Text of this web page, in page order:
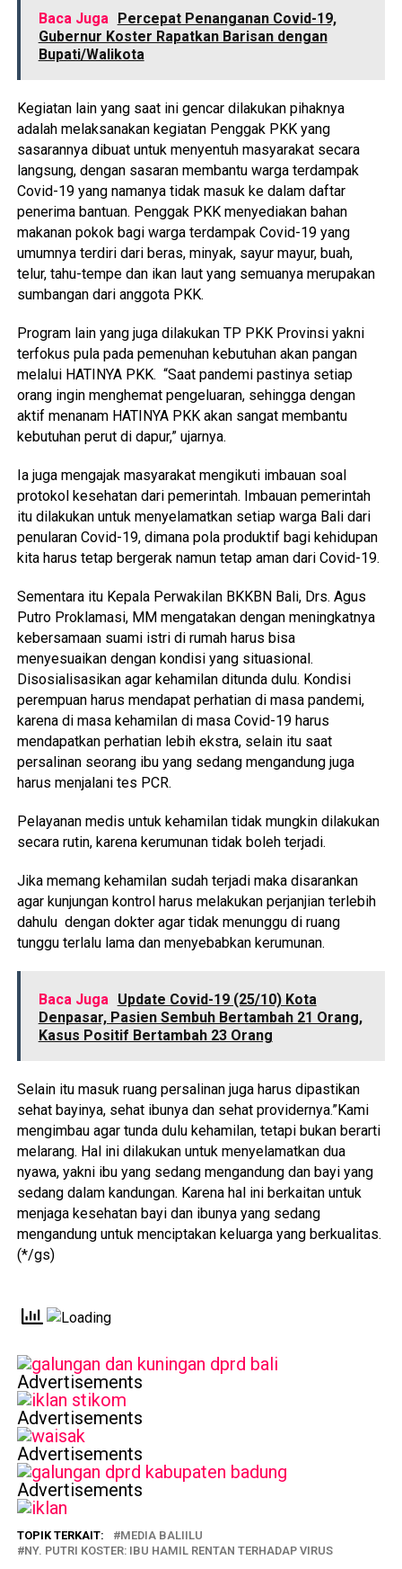
Baca Juga Percepat Penanganan Covid-19,
Gubernur Koster Rapatkan Barisan dengan
Bupati/Walikota
Kegiatan lain yang saat ini gencar dilakukan pihaknya
adalah melaksanakan kegiatan Penggak PKK yang
sasarannya dibuat untuk menyentuh masyarakat secara
langsung, dengan sasaran membantu warga terdampak
Covid-19 yang namanya tidak masuk ke dalam daftar
penerima bantuan. Penggak PKK menyediakan bahan
makanan pokok bagi warga terdampak Covid-19 yang
umumnya terdiri dari beras, minyak, sayur mayur, buah,
telur, tahu-tempe dan ikan laut yang semuanya merupakan
sumbangan dari anggota PKK.
Program lain yang juga dilakukan TP PKK Provinsi yakni
terfokus pula pada pemenuhan kebutuhan akan pangan
melalui HATINYA PKK. “Saat pandemi pastinya setiap
orang ingin menghemat pengeluaran, sehingga dengan
aktif menanam HATINYA PKK akan sangat membantu
kebutuhan perut di dapur,” ujarnya.
Ia juga mengajak masyarakat mengikuti imbauan soal
protokol kesehatan dari pemerintah. Imbauan pemerintah
itu dilakukan untuk menyelamatkan setiap warga Bali dari
penularan Covid-19, dimana pola produktif bagi kehidupan
kita harus tetap bergerak namun tetap aman dari Covid-19.
Sementara itu Kepala Perwakilan BKKBN Bali, Drs. Agus
Putro Proklamasi, MM mengatakan dengan meningkatnya
kebersamaan suami istri di rumah harus bisa
menyesuaikan dengan kondisi yang situasional.
Disosialisasikan agar kehamilan ditunda dulu. Kondisi
perempuan harus mendapat perhatian di masa pandemi,
karena di masa kehamilan di masa Covid-19 harus
mendapatkan perhatian lebih ekstra, selain itu saat
persalinan seorang ibu yang sedang mengandung juga
harus menjalani tes PCR.
Pelayanan medis untuk kehamilan tidak mungkin dilakukan
secara rutin, karena kerumunan tidak boleh terjadi.
Jika memang kehamilan sudah terjadi maka disarankan
agar kunjungan kontrol harus melakukan perjanjian terlebih
dahulu dengan dokter agar tidak menunggu di ruang
tunggu terlalu lama dan menyebabkan kerumunan.
Baca Juga Update Covid-19 (25/10) Kota
Denpasar, Pasien Sembuh Bertambah 21 Orang,
Kasus Positif Bertambah 23 Orang
Selain itu masuk ruang persalinan juga harus dipastikan
sehat bayinya, sehat ibunya dan sehat providernya.”Kami
mengimbau agar tunda dulu kehamilan, tetapi bukan berarti
melarang. Hal ini dilakukan untuk menyelamatkan dua
nyawa, yakni ibu yang sedang mengandung dan bayi yang
sedang dalam kandungan. Karena hal ini berkaitan untuk
menjaga kesehatan bayi dan ibunya yang sedang
mengandung untuk menciptakan keluarga yang berkualitas.
(*/gs)
Advertisements
Advertisements
Advertisements
Advertisements
TOPIK TERKAIT:
MEDIA BALIILU
NY. PUTRI KOSTER: IBU HAMIL RENTAN TERHADAP VIRUS